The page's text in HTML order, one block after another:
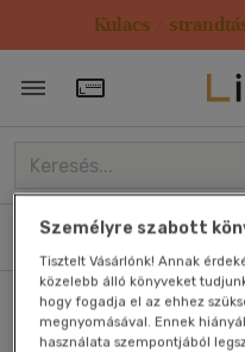
Kulacs /
Törzsvásárlói
Könyvek E-könyvek
Főoldal
Személyre szabott
Tisztelt Vásárlónk! Annak
közelebb álló könyveket
hogy fogadja el az ehhez
megnyomásával. Ennek
használata szempontjából